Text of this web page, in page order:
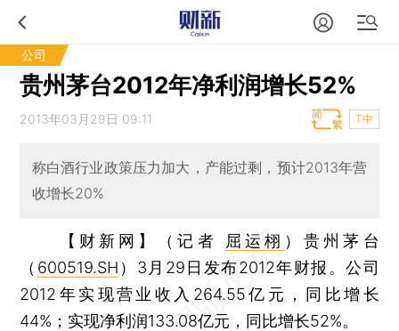
公司
贵州茅台2012年净利润增长52%
2013年03月29日 09:11 T中
称白酒行业政策压力加大，产能过剩，预计2013年营
收增长20%
【财新网】（记者 屈运栩 ）贵州茅台
（ 600519.SH ）3月29日发布2012年财报。公司
2012年实现营业收入264.55亿元，同比增长
44%；实现净利润133.08亿元，同比增长52%。